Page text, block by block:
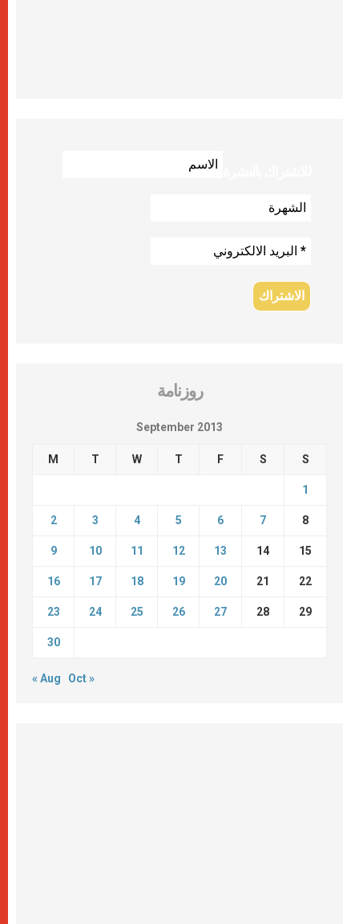
روزنامة
September 2013
M T W T F S S
1
2 3 4 5 6 7 8
9 10 11 12 13 14 15
16 17 18 19 20 21 22
23 24 25 26 27 28 29
30
« Aug Oct »